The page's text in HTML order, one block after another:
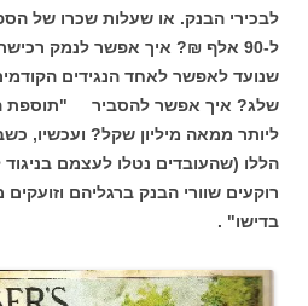
לבכירי הבנק. או שעלות שכרו של
ל-90 אלף ₪? איך אפשר לנמק
שנועד לאפשר לאחד הנגידים
שלג? איך אפשר להסביר "תוספת
ליותר ממאה מיליון שקל? ועכשיו,
הללו (שהעובדים נטלו לעצמם בניגוד
רוקעים שוורי הבנק ברגליהם
בדישו" .